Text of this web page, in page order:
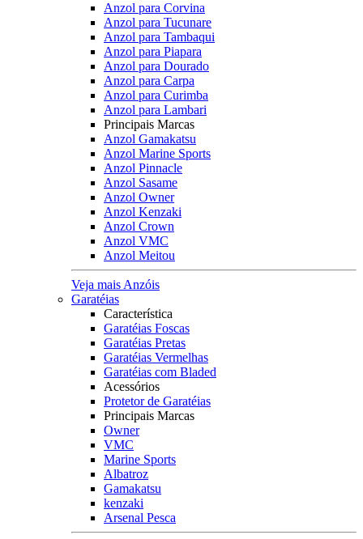
Anzol para Corvina
Anzol para Tucunare
Anzol para Tambaqui
Anzol para Piapara
Anzol para Dourado
Anzol para Carpa
Anzol para Curimba
Anzol para Lambari
Principais Marcas
Anzol Gamakatsu
Anzol Marine Sports
Anzol Pinnacle
Anzol Sasame
Anzol Owner
Anzol Kenzaki
Anzol Crown
Anzol VMC
Anzol Meitou
Veja mais Anzóis
Garatéias
Característica
Garatéias Foscas
Garatéias Pretas
Garatéias Vermelhas
Garatéias com Bladed
Acessórios
Protetor de Garatéias
Principais Marcas
Owner
VMC
Marine Sports
Albatroz
Gamakatsu
kenzaki
Arsenal Pesca